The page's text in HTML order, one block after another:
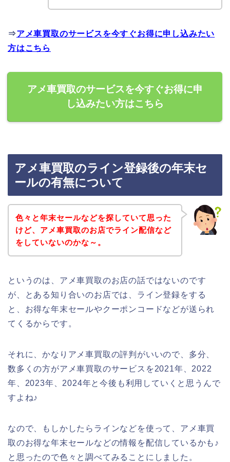
⇒アメ車買取のサービスを今すぐお得に申し込みたい
方はこちら
アメ車買取のサービスを今すぐお得に申
し込みたい方はこちら
アメ車買取のライン登録後の年末セ
ールの有無について
色々と年末セールなどを探していて思った
けど、アメ車買取のお店でライン配信など
をしていないのかな～。
というのは、アメ車買取のお店の話ではないのです
が、とある知り合いのお店では、ライン登録をする
と、お得な年末セールやクーポンコードなどが送られ
てくるからです。
それに、かなりアメ車買取の評判がいいので、多分、
数多くの方がアメ車買取のサービスを2021年、2022
年、2023年、2024年と今後も利用していくと思うんで
すよね♪
なので、もしかしたらラインなどを使って、アメ車買
取のお得な年末セールなどの情報を配信しているかも♪
と思ったので色々と調べてみることにしました。